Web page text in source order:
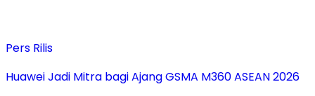
Pers Rilis
Huawei Jadi Mitra bagi Ajang GSMA M360 ASEAN 2026